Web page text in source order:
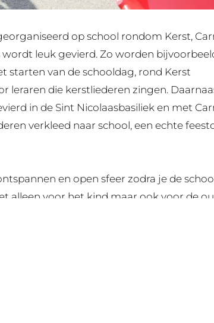
op school rondom Kerst,
wordt leuk gevierd. Zo worden
starten van de schooldag, rond Kerst
leraren die kerstliederen zingen.
in de Sint Nicolaasbasiliek en met
verkleed naar school, een echte
en open sfeer zodra je de
alleen voor het kind maar ook voor de